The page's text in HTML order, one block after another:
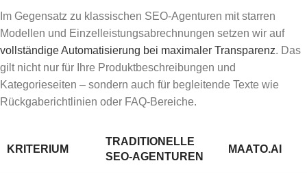
Im Gegensatz zu klassischen SEO-Agenturen mit starren
Modellen und Einzelleistungsabrechnungen setzen wir auf
vollständige Automatisierung bei maximaler Transparenz. Das
gilt nicht nur für Ihre Produktbeschreibungen und
Kategorieseiten – sondern auch für begleitende Texte wie
Rückgaberichtlinien oder FAQ-Bereiche.
KRITERIUM
TRADITIONELLE
SEO-AGENTUREN
MAATO.AI